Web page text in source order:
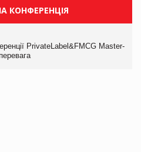
КОНФЕРЕНЦІЯ
PrivateLabel&FMCG Master-